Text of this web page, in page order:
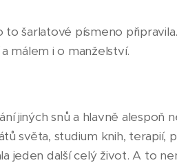
to šarlatové písmeno
málem i o manželství.
jiných snů a hlavně alespoň
světa, studium knih, terapií,
jeden další celý život. A to